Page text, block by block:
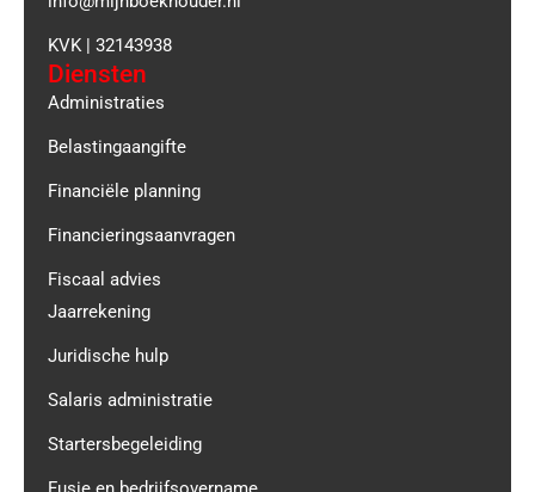
KVK | 32143938
Diensten
Administraties
Belastingaangifte
Financiële planning
Financieringsaanvragen
Fiscaal advies
Jaarrekening
Juridische hulp
Salaris administratie
Startersbegeleiding